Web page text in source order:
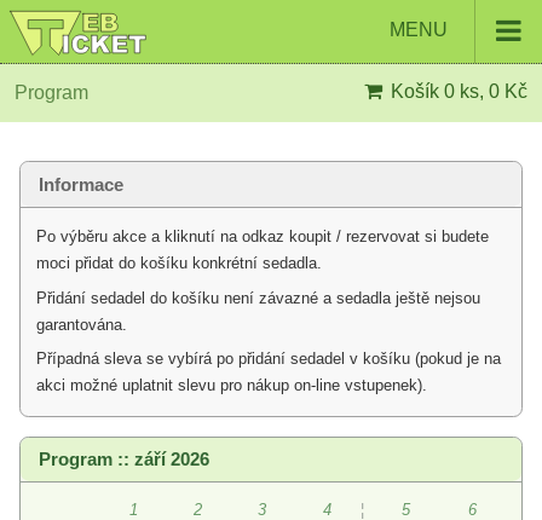
MENU
Program Košík 0 ks, 0 Kč
Informace
Po výběru akce a kliknutí na odkaz koupit / rezervovat si budete
moci přidat do košíku konkrétní sedadla.
Přidání sedadel do košíku není závazné a sedadla ještě nejsou
garantována.
Případná sleva se vybírá po přidání sedadel v košíku (pokud je na
akci možné uplatnit slevu pro nákup on-line vstupenek).
Program :: září 2026
1 2 3 4 ¦ 5
6